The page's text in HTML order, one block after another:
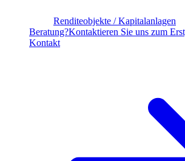
Renditeobjekte / Kapitalanlagen
Beratung?Kontaktieren Sie uns zum
Kontakt